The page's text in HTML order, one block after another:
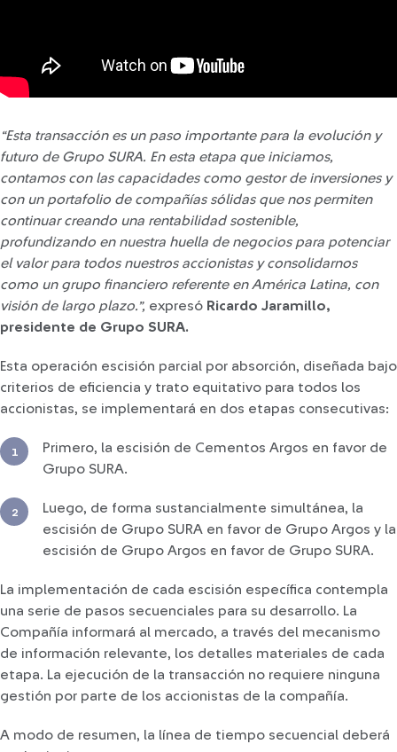
“Esta transacción es un paso importante para la evolución y
futuro de Grupo SURA. En esta etapa que iniciamos,
contamos con las capacidades como gestor de inversiones y
con un portafolio de compañías sólidas que nos permiten
continuar creando una rentabilidad sostenible,
profundizando en nuestra huella de negocios para potenciar
el valor para todos nuestros accionistas y consolidarnos
como un grupo financiero referente en América Latina, con
visión de largo plazo.”, expresó Ricardo Jaramillo,
presidente de Grupo SURA.
Esta operación escisión parcial por absorción, diseñada bajo
criterios de eficiencia y trato equitativo para todos los
accionistas, se implementará en dos etapas consecutivas:
Primero, la escisión de Cementos Argos en favor de
Grupo SURA.
Luego, de forma sustancialmente simultánea, la
escisión de Grupo SURA en favor de Grupo Argos y la
escisión de Grupo Argos en favor de Grupo SURA.
La implementación de cada escisión específica contempla
una serie de pasos secuenciales para su desarrollo. La
Compañía informará al mercado, a través del mecanismo
de información relevante, los detalles materiales de cada
etapa. La ejecución de la transacción no requiere ninguna
gestión por parte de los accionistas de la compañía.
A modo de resumen, la línea de tiempo secuencial deberá